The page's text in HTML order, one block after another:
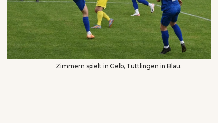
Zimmern spielt in Gelb, Tuttlingen in Blau.